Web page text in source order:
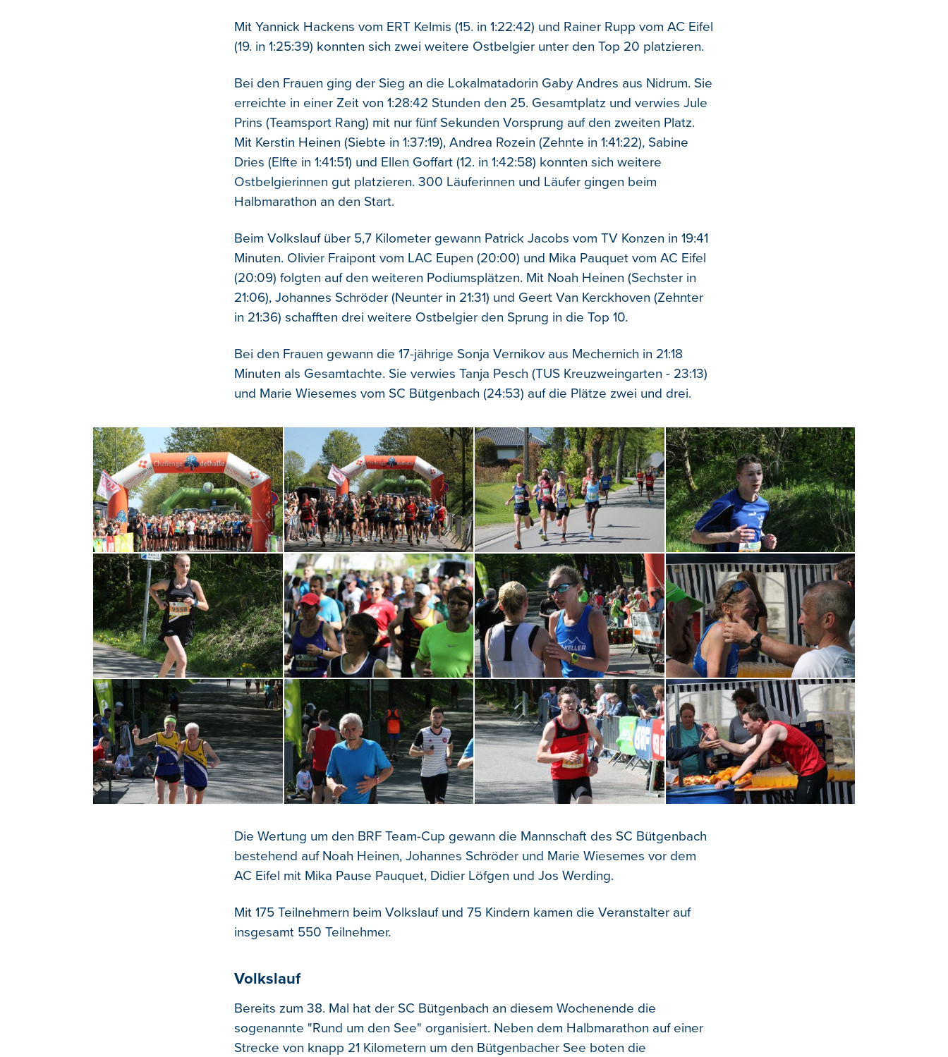
Mit Yannick Hackens vom ERT Kelmis (15. in 1:22:42) und Rainer Rupp vom AC Eifel
(19. in 1:25:39) konnten sich zwei weitere Ostbelgier unter den Top 20 platzieren.
Bei den Frauen ging der Sieg an die Lokalmatadorin Gaby Andres aus Nidrum. Sie
erreichte in einer Zeit von 1:28:42 Stunden den 25. Gesamtplatz und verwies Jule
Prins (Teamsport Rang) mit nur fünf Sekunden Vorsprung auf den zweiten Platz.
Mit Kerstin Heinen (Siebte in 1:37:19), Andrea Rozein (Zehnte in 1:41:22), Sabine
Dries (Elfte in 1:41:51) und Ellen Goffart (12. in 1:42:58) konnten sich weitere
Ostbelgierinnen gut platzieren. 300 Läuferinnen und Läufer gingen beim
Halbmarathon an den Start.
Beim Volkslauf über 5,7 Kilometer gewann Patrick Jacobs vom TV Konzen in 19:41
Minuten. Olivier Fraipont vom LAC Eupen (20:00) und Mika Pauquet vom AC Eifel
(20:09) folgten auf den weiteren Podiumsplätzen. Mit Noah Heinen (Sechster in
21:06), Johannes Schröder (Neunter in 21:31) und Geert Van Kerckhoven (Zehnter
in 21:36) schafften drei weitere Ostbelgier den Sprung in die Top 10.
Bei den Frauen gewann die 17-jährige Sonja Vernikov aus Mechernich in 21:18
Minuten als Gesamtachte. Sie verwies Tanja Pesch (TUS Kreuzweingarten - 23:13)
und Marie Wiesemes vom SC Bütgenbach (24:53) auf die Plätze zwei und drei.
Die Wertung um den BRF Team-Cup gewann die Mannschaft des SC Bütgenbach
bestehend auf Noah Heinen, Johannes Schröder und Marie Wiesemes vor dem
AC Eifel mit Mika Pause Pauquet, Didier Löfgen und Jos Werding.
Mit 175 Teilnehmern beim Volkslauf und 75 Kindern kamen die Veranstalter auf
insgesamt 550 Teilnehmer.
Volkslauf
Bereits zum 38. Mal hat der SC Bütgenbach an diesem Wochenende die
sogenannte "Rund um den See" organisiert. Neben dem Halbmarathon auf einer
Strecke von knapp 21 Kilometern um den Bütgenbacher See boten die